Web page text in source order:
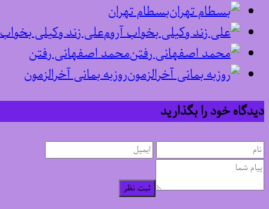
بسطام تهران
علی زند وکیلی
محمد اصفهانی رفتن
روزبه بمانی آخرالزمون
دیدگاه خود را بگذارید
ثبت نظر